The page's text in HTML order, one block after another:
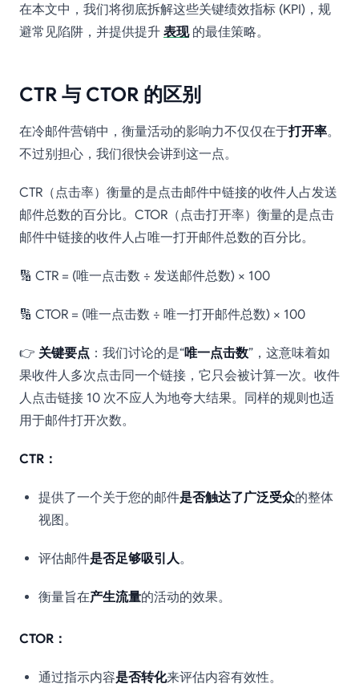
在本文中，我们将彻底拆解这些关键绩效指标 (KPI)，规
避常见陷阱，并提供提升 表现的最佳策略。
CTR 与 CTOR 的区别
在冷邮件营销中，衡量活动的影响力不仅仅在于打开率。
不过别担心，我们很快会讲到这一点。
CTR（点击率）衡量的是点击邮件中链接的收件人占发送
邮件总数的百分比。CTOR（点击打开率）衡量的是点击
邮件中链接的收件人占唯一打开邮件总数的百分比。
🔢 CTR = (唯一点击数 ÷ 发送邮件总数) × 100
🔢 CTOR = (唯一点击数 ÷ 唯一打开邮件总数) × 100
👉 关键要点 ：我们讨论的是“唯一点击数”，这意味着如
果收件人多次点击同一个链接，它只会被计算一次。收件
人点击链接 10 次不应人为地夸大结果。同样的规则也适
用于邮件打开次数。
CTR：
提供了一个关于您的邮件是否触达了广泛受众的整体
视图。
评估邮件是否足够吸引人。
衡量旨在产生流量的活动的效果。
CTOR：
通过指示内容是否转化来评估内容有效性。